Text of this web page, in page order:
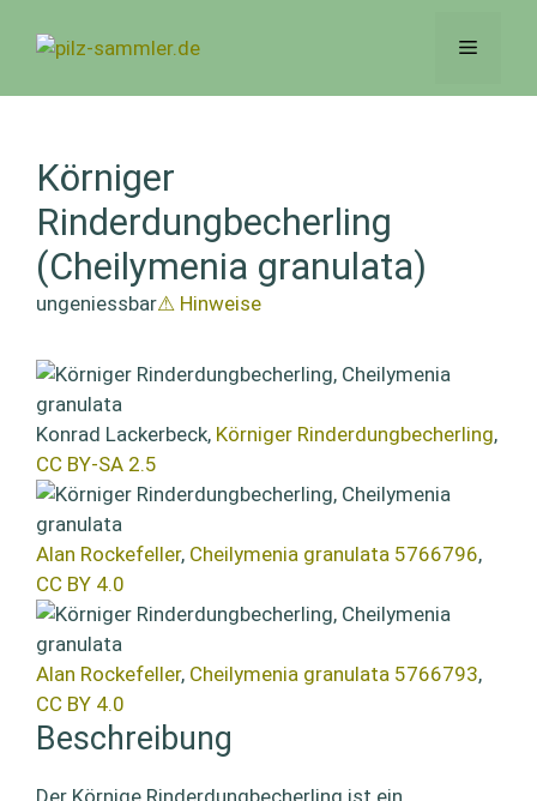
Inhalt
Menü
Körniger
Rinderdungbecherling
(Cheilymenia granulata)
ungeniessbar⚠ Hinweise
Konrad Lackerbeck, Körniger Rinderdungbecherling,
CC BY-SA 2.5
Alan Rockefeller, Cheilymenia granulata 5766796,
CC BY 4.0
Alan Rockefeller, Cheilymenia granulata 5766793,
CC BY 4.0
Beschreibung
Der Körnige Rinderdungbecherling ist ein